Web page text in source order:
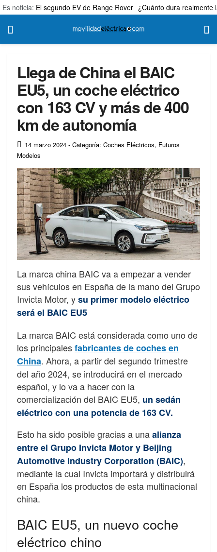
Es noticia: El segundo EV de Range Rover ¿Cuánto dura realmente
Llega de China el BAIC
EU5, un coche eléctrico
con 163 CV y más de 400
km de autonomía
14 marzo 2024 - Categoría: Coches Eléctricos, Futuros
Modelos
La marca china BAIC va a empezar a vender
sus vehículos en España de la mano del Grupo
Invicta Motor, ysu primer modelo eléctrico
será el BAIC EU5
La marca BAIC está considerada como uno de
los principalesfabricantes de coches en
China. Ahora, a partir del segundo trimestre
del año 2024, se introducirá en el mercado
español, y lo va a hacer con la
comercialización del BAIC EU5, un sedán
eléctrico con una potencia de 163 CV.
Esto ha sido posible gracias a unaalianza
entre el Grupo Invicta Motor y Beijing
Automotive Industry Corporation (BAIC),
mediante la cual Invicta importará y distribuirá
en España los productos de esta multinacional
china.
BAIC EU5, un nuevo coche
eléctrico chino